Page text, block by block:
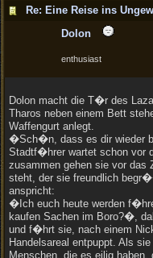
Re: Eine Reise ins
Dolon
enthusiast
Dolon macht die T�r des
Tharos neben einem Bett
Waffengurt anlegt.
�Sch�n, dass es dir wieder
Stadtf�hrer wartet schon vor
zusammen gehen sie vor das
steht, der sie freundlich
anspricht:
�Ich euch heute werden
kaufen Sachen im Boro?�,
und f�hrt sie, nach einem
Handelsareal entpuppt. Als
Menschen, die es eilig